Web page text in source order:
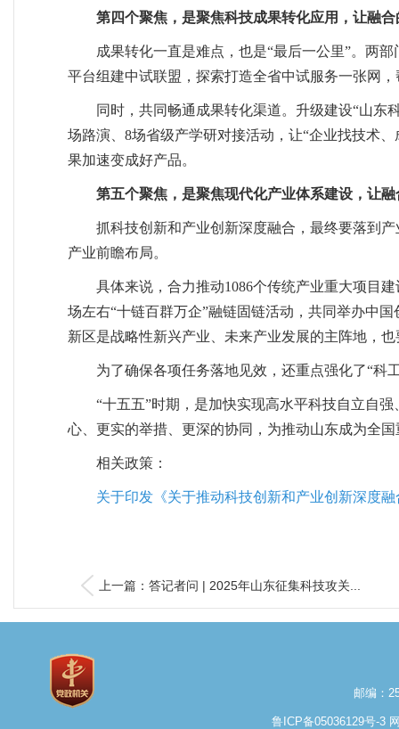
第四个聚焦，是聚焦科技成果转化应用，让融
成果转化一直是难点，也是“最后一公里”。两
平台组建中试联盟，探索打造全省中试服务一张网
同时，共同畅通成果转化渠道。升级建设“山东
场路演、8场省级产学研对接活动，让“企业找技术
果加速变成好产品。
第五个聚焦，是聚焦现代化产业体系建设，让
抓科技创新和产业创新深度融合，最终要落到
产业前瞻布局。
具体来说，合力推动1086个传统产业重大项目
场左右“十链百群万企”融链固链活动，共同举办中
新区是战略性新兴产业、未来产业发展的主阵地，
为了确保各项任务落地见效，还重点强化了“科
“十五五”时期，是加快实现高水平科技自立自
心、更实的举措、更深的协同，为推动山东成为全
相关政策：
关于印发《关于推动科技创新和产业创新深度
上一篇：答记者问 | 2025年山东征集科技攻关...
邮编：
鲁ICP备05036129号-3